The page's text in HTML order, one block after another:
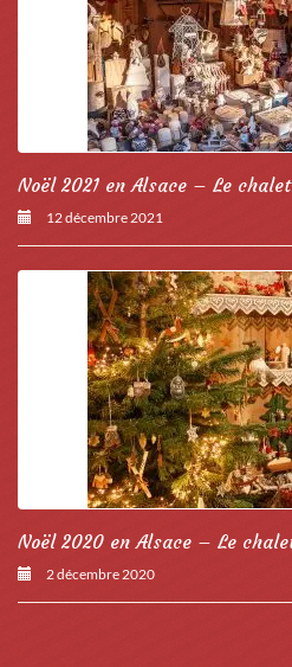
Noël 2021 en Alsace – Le
12 décembre 2021
Noël 2020 en Alsace – Le
2 décembre 2020